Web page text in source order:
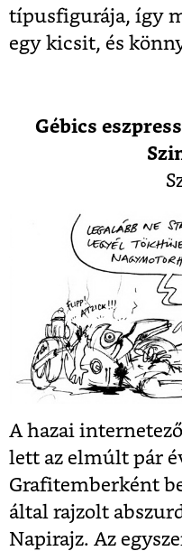
típusfigurája, így
egy kicsit, és
Gébics
A hazai
lett az elmúlt pár
Grafitemberként
által rajzolt
Napirajz. Az